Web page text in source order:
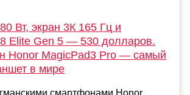
Вт, экран 3К 165 Гц и
Elite Gen 5 — 530 долларов.
Honor MagicPad3 Pro — самый
в мире
смартфонами Honor